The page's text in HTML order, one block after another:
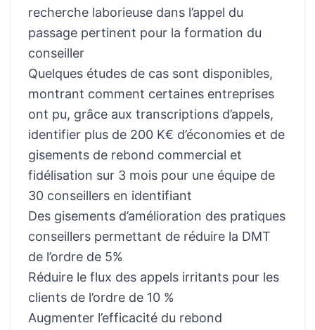
recherche laborieuse dans l’appel du
passage pertinent pour la formation du
conseiller
Quelques études de cas sont disponibles,
montrant comment certaines entreprises
ont pu, grâce aux transcriptions d’appels,
identifier plus de 200 K€ d’économies et de
gisements de rebond commercial et
fidélisation sur 3 mois pour une équipe de
30 conseillers en identifiant
Des gisements d’amélioration des pratiques
conseillers permettant de réduire la DMT
de l’ordre de 5%
Réduire le flux des appels irritants pour les
clients de l’ordre de 10 %
Augmenter l’efficacité du rebond